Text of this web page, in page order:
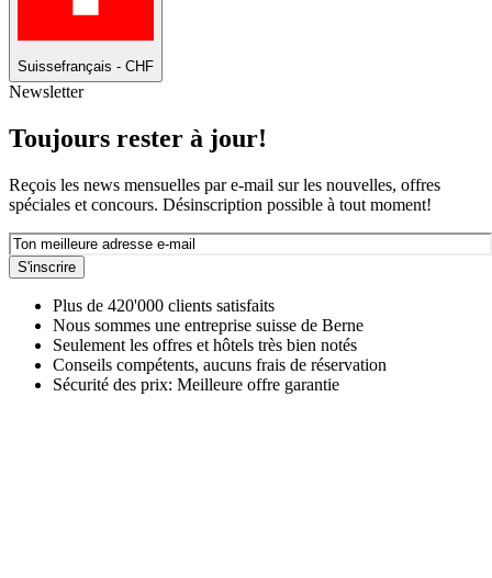
Suissefrançais - CHF
Newsletter
Toujours rester à jour!
Reçois les news mensuelles par e-mail sur les nouvelles, offres
spéciales et concours. Désinscription possible à tout moment!
S'inscrire
Plus de 420'000 clients satisfaits
Nous sommes une entreprise suisse de Berne
Seulement les offres et hôtels très bien notés
Conseils compétents, aucuns frais de réservation
Sécurité des prix: Meilleure offre garantie